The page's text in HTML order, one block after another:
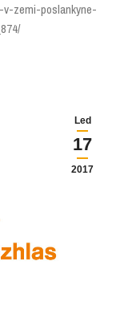
zemi-poslankyne-
Led
17
2017